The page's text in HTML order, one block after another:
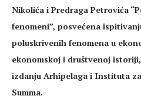
Nikolića i Predraga Petrovića
fenomeni”, posvećena
poluskrivenih fenomena u
ekonomskoj i društvenoj
izdanju Arhipelaga i Instituta
Summa.